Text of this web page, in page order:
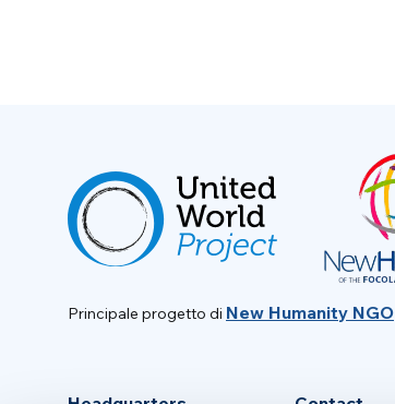
Principale progetto di New Humanity NGO